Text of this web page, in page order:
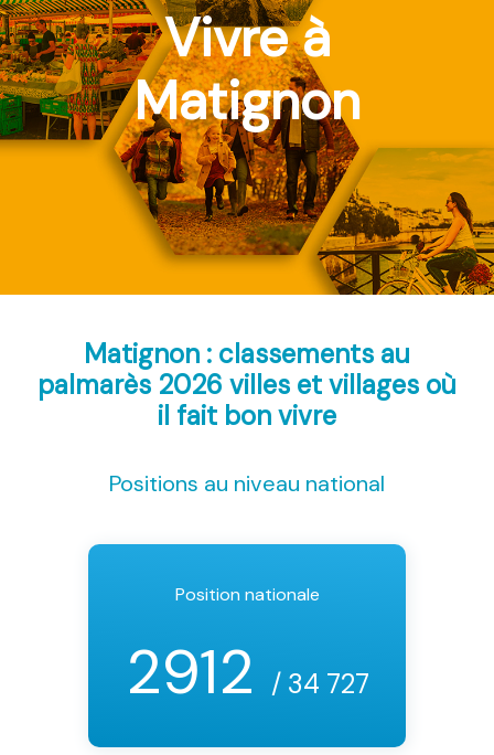
Vivre à
Matignon
Matignon : classements au
palmarès 2026 villes et villages où
il fait bon vivre
Positions au niveau national
Position nationale
2912 / 34 727